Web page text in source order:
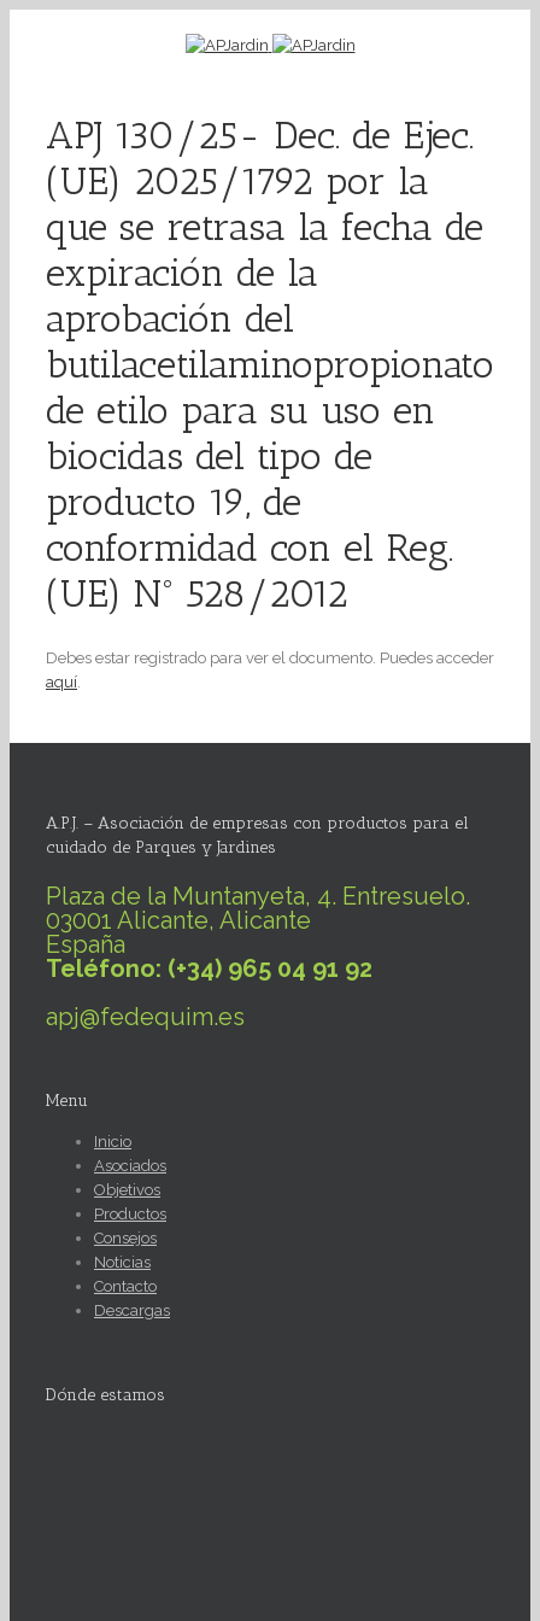
APJ 130/25- Dec. de Ejec.
(UE) 2025/1792 por la
que se retrasa la fecha de
expiración de la
aprobación del
butilacetilaminopropionato
de etilo para su uso en
biocidas del tipo de
producto 19, de
conformidad con el Reg.
(UE) Nº 528/2012
Debes estar registrado para ver el documento. Puedes acceder
aquí.
A.P.J. – Asociación de empresas con productos para el
cuidado de Parques y Jardines
Plaza de la Muntanyeta, 4. Entresuelo.
03001 Alicante, Alicante
España
Teléfono: (+34) 965 04 91 92
apj@fedequim.es
Menu
Inicio
Asociados
Objetivos
Productos
Consejos
Noticias
Contacto
Descargas
Dónde estamos